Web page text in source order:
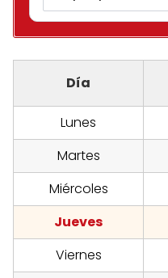
Día
Lunes
Martes
Miércoles
Jueves
Viernes